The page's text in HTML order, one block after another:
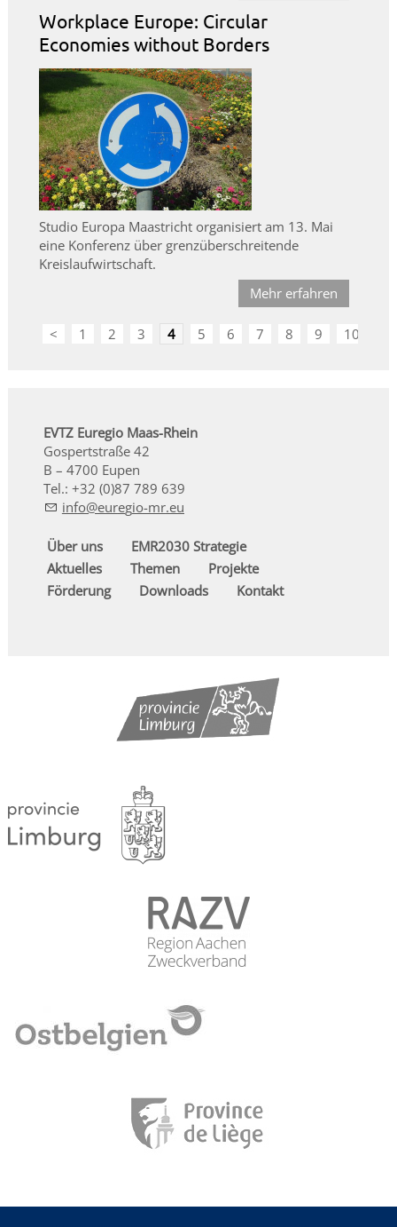
Workplace Europe: Circular
Economies without Borders
Studio Europa Maastricht organisiert am 13. Mai
eine Konferenz über grenzüberschreitende
Kreislaufwirtschaft.
Mehr erfahren
< 1 2 3 4 5 6 7 8 9 10
EVTZ Euregio Maas-Rhein
Gospertstraße 42
B – 4700 Eupen
Tel.: +32 (0)87 789 639
nf
r g -mr
Über uns
EMR2030 Strategie
Aktuelles
Themen
Projekte
Förderung
Downloads Kontakt